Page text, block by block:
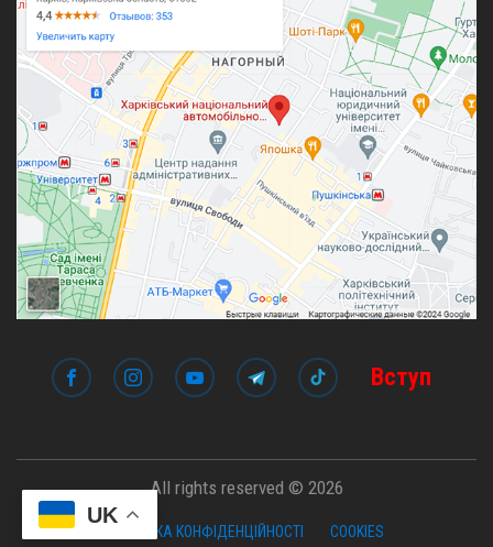
UK
Вступ
All rights reserved © 2026
ПОЛІТИКА КОНФІДЕНЦІЙНОСТІ COOKIES